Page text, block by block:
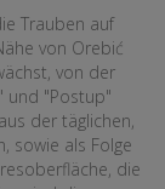
Trauben auf
von Orebić
von der
und "Postup"
der täglichen,
sowie als Folge
die